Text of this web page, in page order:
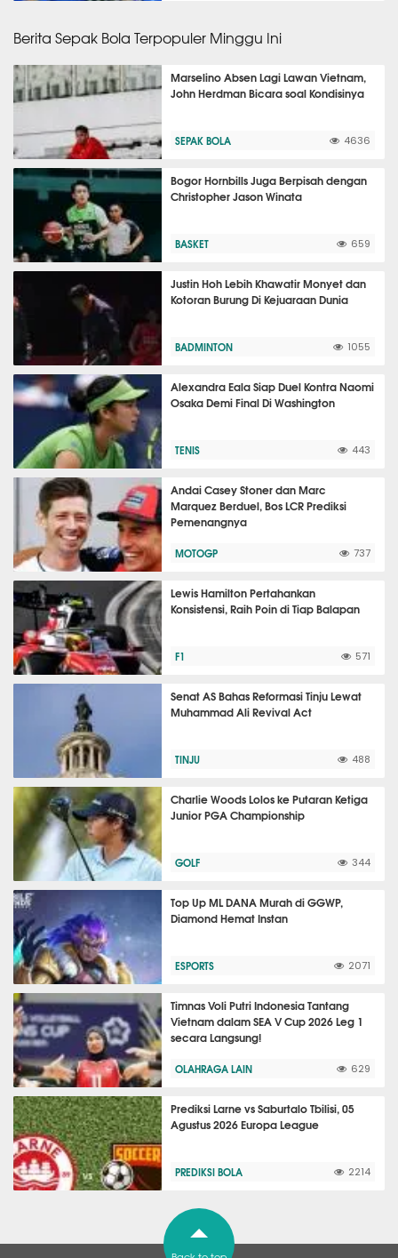
Berita Sepak Bola Terpopuler Minggu Ini
Marselino Absen Lagi Lawan Vietnam,
John Herdman Bicara soal Kondisinya
SEPAK BOLA 4636
Bogor Hornbills Juga Berpisah dengan
Christopher Jason Winata
BASKET 659
Justin Hoh Lebih Khawatir Monyet dan
Kotoran Burung Di Kejuaraan Dunia
BADMINTON 1055
Alexandra Eala Siap Duel Kontra Naomi
Osaka Demi Final Di Washington
TENIS 443
Andai Casey Stoner dan Marc
Marquez Berduel, Bos LCR Prediksi
Pemenangnya
MOTOGP 737
Lewis Hamilton Pertahankan
Konsistensi, Raih Poin di Tiap Balapan
F1 571
Senat AS Bahas Reformasi Tinju Lewat
Muhammad Ali Revival Act
TINJU 488
Charlie Woods Lolos ke Putaran Ketiga
Junior PGA Championship
GOLF 344
Top Up ML DANA Murah di GGWP,
Diamond Hemat Instan
ESPORTS 2071
Timnas Voli Putri Indonesia Tantang
Vietnam dalam SEA V Cup 2026 Leg 1
secara Langsung!
OLAHRAGA LAIN 629
Prediksi Larne vs Saburtalo Tbilisi, 05
Agustus 2026 Europa League
PREDIKSI BOLA 2214